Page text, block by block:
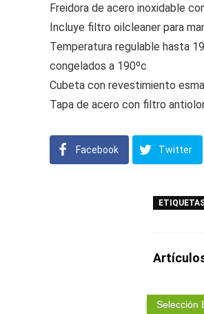
Freidora de acero inoxidable
Incluye filtro oilcleaner para
Temperatura regulable hasta
congelados a 190ºc
Cubeta con revestimiento
Tapa de acero con filtro
Facebook Twitter
Selección